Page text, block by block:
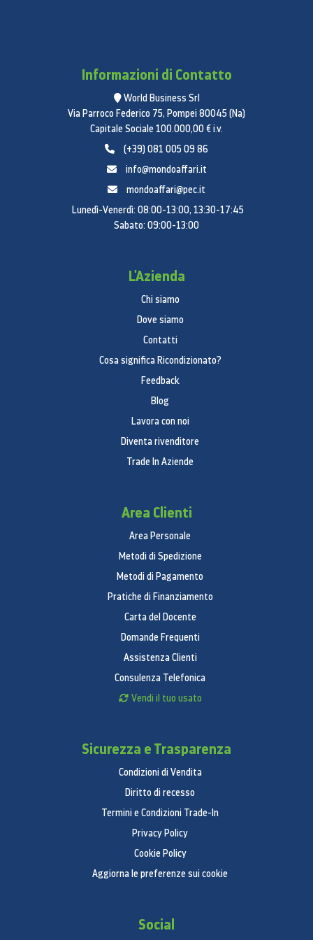
Informazioni di Contatto
World Business Srl
Via Parroco Federico 75, Pompei 80045 (Na)
Capitale Sociale 100.000,00 € i.v.
(+39) 081 005 09 86
info@mondoaffari.it
mondoaffari@pec.it
Lunedì-Venerdì: 08:00-13:00, 13:30-17:45
Sabato: 09:00-13:00
L'Azienda
Chi siamo
Dove siamo
Contatti
Cosa significa Ricondizionato?
Feedback
Blog
Lavora con noi
Diventa rivenditore
Trade In Aziende
Area Clienti
Area Personale
Metodi di Spedizione
Metodi di Pagamento
Pratiche di Finanziamento
Carta del Docente
Domande Frequenti
Assistenza Clienti
Consulenza Telefonica
Vendi il tuo usato
Sicurezza e Trasparenza
Condizioni di Vendita
Diritto di recesso
Termini e Condizioni Trade-In
Privacy Policy
Cookie Policy
Aggiorna le preferenze sui cookie
Social